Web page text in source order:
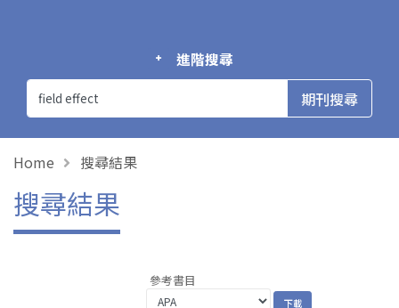
進階搜尋
Home 搜尋結果
搜尋結果
參考書目